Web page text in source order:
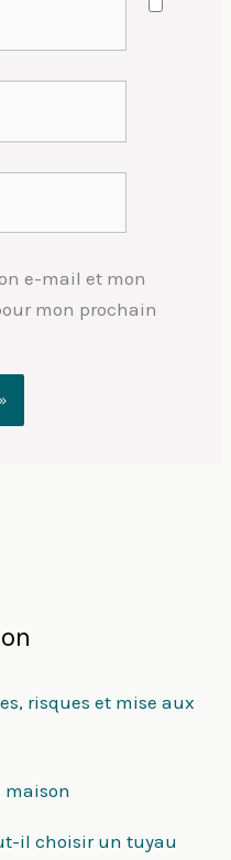
e-mail et mon
mon prochain
risques et mise aux
maison
il choisir un tuyau